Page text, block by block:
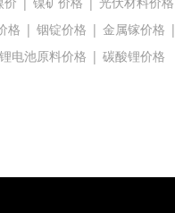
格 | 铟锭价格 | 金属镓价格 |
锂电池原料价格 | 碳酸锂价格